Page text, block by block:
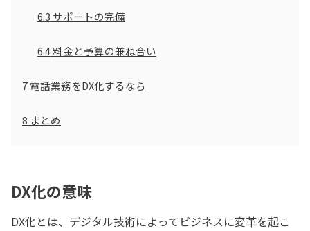
6.3 サポートの完備
6.4料金と予算の兼ね合い
7電話業務をDX化するなら
8 まとめ
DX化の意味
DX化とは、デジタル技術によってビジネスに変革を起こ